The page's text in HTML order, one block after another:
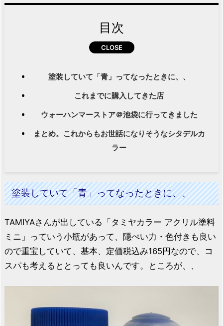
目次
塗装していて「青」ってなったときに、、
これまでに購入してきた店
ウォーハンマーストア＠池袋に行ってきました
まとめ。これからもお世話になりそうなシタデルカ
ラー
塗装していて「青」ってなったときに、、
TAMIYAさんが出している「タミヤカラー アクリル塗料
ミニ」っていう小瓶があって、隠ぺい力・色付きも良い
ので重宝していて、基本、定価税込み165円なので、コ
スパも考えるととっても良いんです。ところが、、